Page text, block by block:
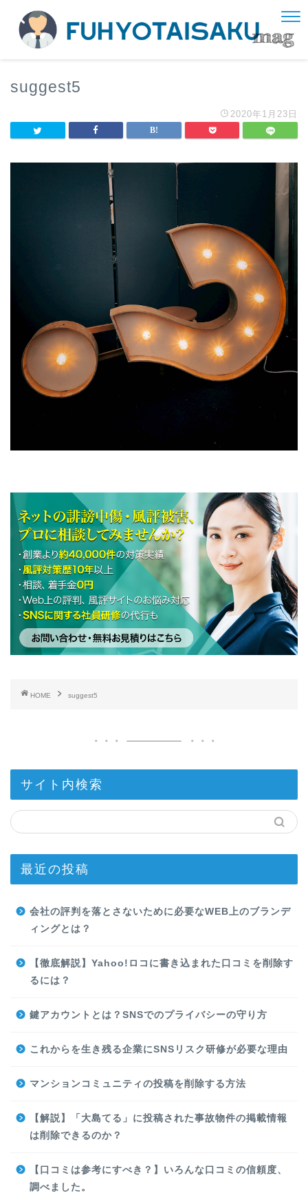
suggest5
2020年1月23日
HOME suggest5
サイト内検索
最近の投稿
会社の評判を落とさないために必要なWEB上のブランデ
ィングとは？
【徹底解説】Yahoo!ロコに書き込まれた口コミを削除す
るには？
鍵アカウントとは？SNSでのプライバシーの守り方
これからを生き残る企業にSNSリスク研修が必要な理由
マンションコミュニティの投稿を削除する方法
【解説】「大島てる」に投稿された事故物件の掲載情報
は削除できるのか？
【口コミは参考にすべき？】いろんな口コミの信頼度、
調べました。